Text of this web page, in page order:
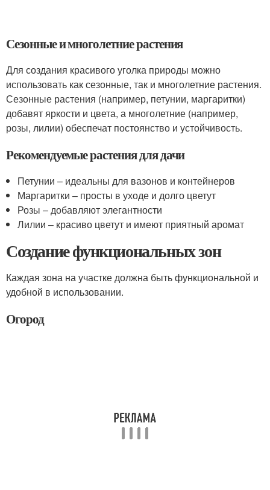
Сезонные и многолетние растения
Для создания красивого уголка природы можно
использовать как сезонные, так и многолетние растения.
Сезонные растения (например, петунии, маргаритки)
добавят яркости и цвета, а многолетние (например,
розы, лилии) обеспечат постоянство и устойчивость.
Рекомендуемые растения для дачи
Петунии – идеальны для вазонов и контейнеров
Маргаритки – просты в уходе и долго цветут
Розы – добавляют элегантности
Лилии – красиво цветут и имеют приятный аромат
Создание функциональных зон
Каждая зона на участке должна быть функциональной и
удобной в использовании.
Огород